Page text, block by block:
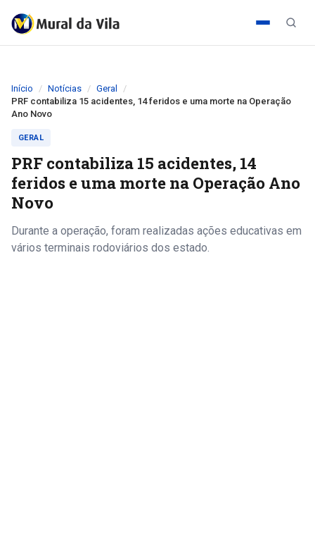
Início Notícias
Geral
PRF contabiliza 15 acidentes, 14 feridos e uma morte na Operação
Ano Novo
GERAL
PRF contabiliza 15 acidentes, 14
feridos e uma morte na Operação Ano
Novo
Durante a operação, foram realizadas ações educativas em
vários terminais rodoviários dos estado.